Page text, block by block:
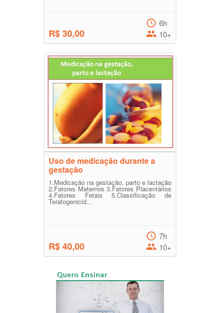
R$ 30,00
6h
10+
Uso de medicação durante a
gestação
1.Medicação na gestação, parto e lactação
2.Fatores Maternos 3.Fatores Placentários
4.Fatores Fetais 5.Classificação de
Teratogenicid...
R$ 40,00
7h
10+